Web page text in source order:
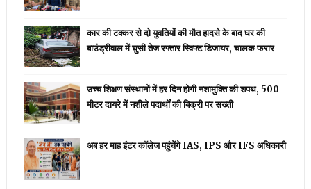
कार की टक्कर से दो युवतियों की मौत हादसे के बाद घर की
बाउंड्रीवाल में घुसी तेज रफ्तार स्विफ्ट डिजायर, चालक फरार
उच्च शिक्षण संस्थानों में हर दिन होगी नशामुक्ति की शपथ, 500
मीटर दायरे में नशीले पदार्थों की बिक्री पर सख्ती
अब हर माह इंटर कॉलेज पहुंचेंगे IAS, IPS और IFS अधिकारी